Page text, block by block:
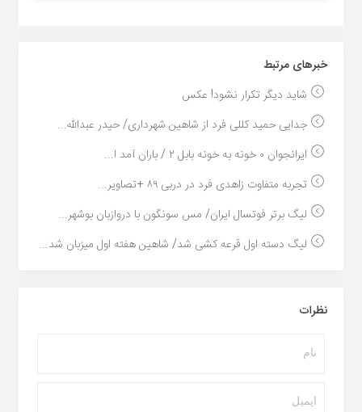
خبر‌های مرتبط
شاید دیگر تکرار نشود! عکس
جدایی حمید کللی فرد از شاهین شهرداری/ حیدر عبدالله...
ایرانجوان ۰ خونه به خونه بابل ۲ / باران آمد ا...
تجربه متفاوت زاهدی فرد در دربی ۸۹ +تصاویر...
لیگ برتر فوتسال ایران/ مس سونگون با دروازبان بوشهر...
لیگ دسته اول قرعه کشی شد/ شاهین هفته اول میزبان شد...
نظرات